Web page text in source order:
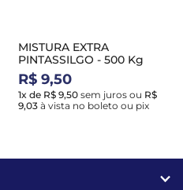
MISTURA EXTRA
PINTASSILGO - 500 Kg
R$ 9,50
1x de R$ 9,50 sem juros ou R$
9,03 à vista no boleto ou pix